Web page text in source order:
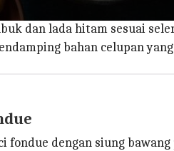
300 ml anggur putih
dan lada hitam sesuai
bahan celupan
fondue dengan siung